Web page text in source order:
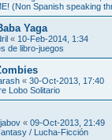
(Non Spanish speaking
Yaga
« 10-Feb-2014, 1:34
de libro-juegos
« 30-Oct-2013, 17:40
Lobo Solitario
« 09-Oct-2013, 21:49
/ Lucha-Ficción